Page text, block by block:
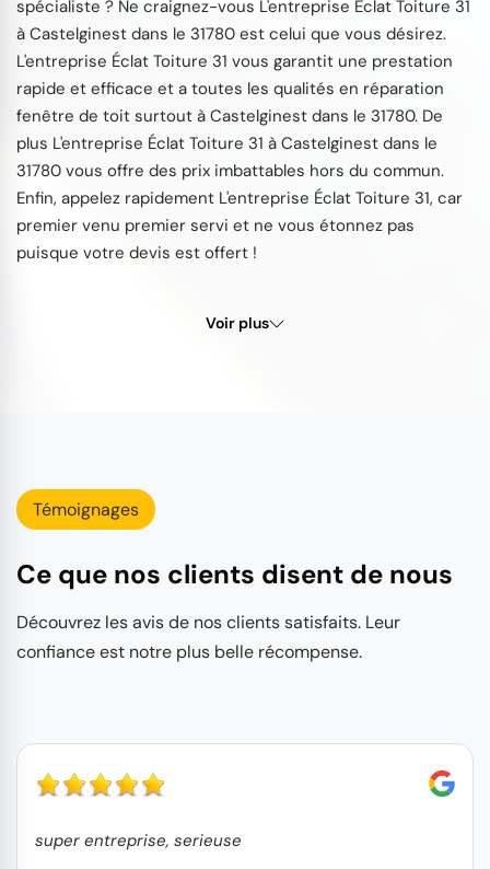
spécialiste ? Ne craignez-vous L'entreprise Éclat Toiture 31
à Castelginest dans le 31780 est celui que vous désirez.
L'entreprise Éclat Toiture 31 vous garantit une prestation
rapide et efficace et a toutes les qualités en réparation
fenêtre de toit surtout à Castelginest dans le 31780. De
plus L'entreprise Éclat Toiture 31 à Castelginest dans le
31780 vous offre des prix imbattables hors du commun.
Enfin, appelez rapidement L'entreprise Éclat Toiture 31, car
premier venu premier servi et ne vous étonnez pas
puisque votre devis est offert !
Voir plus
Témoignages
Ce que nos clients disent de nous
Découvrez les avis de nos clients satisfaits. Leur
confiance est notre plus belle récompense.
super entreprise, serieuse